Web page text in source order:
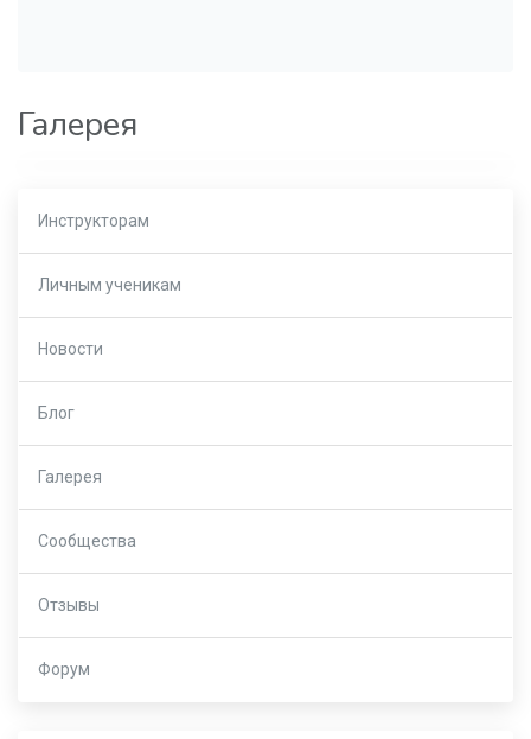
Галерея
Инструкторам
Личным ученикам
Новости
Блог
Галерея
Сообщества
Отзывы
Форум